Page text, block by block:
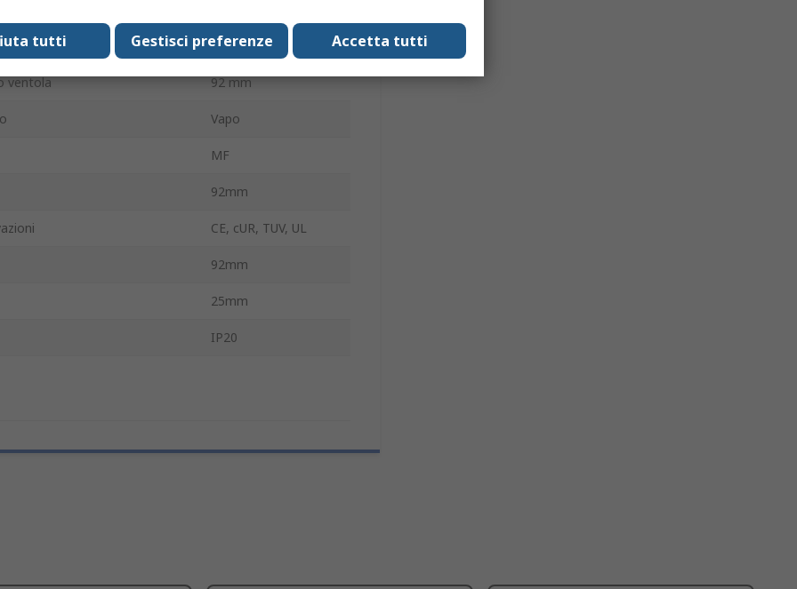
ventola Quadrata
ventola 92 mm
Vapo
MF
92mm
CE, cUR, TUV, UL
92mm
25mm
IP20
Accetta tutti
Gestisci preferenze
tutti